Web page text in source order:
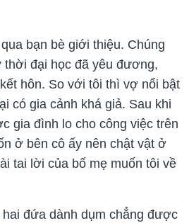
bạn bè giới thiệu. Chúng
thời đại học đã yêu đương,
hôn. So với tôi thì vợ nổi bật
có gia cảnh khá giả. Sau khi
gia đình lo cho công việc trên
ở bên cô ấy nên chật vật ở
tai lời của bố mẹ muốn tôi về
đứa dành dụm chẳng được